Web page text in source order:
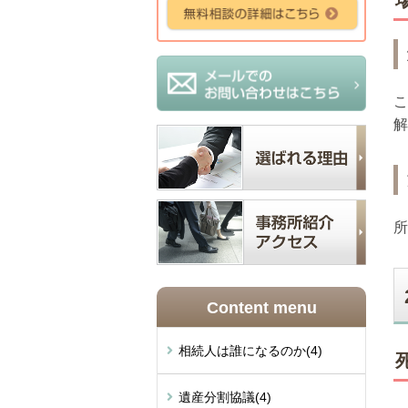
Content menu
相続人は誰になるのか(4)
遺産分割協議(4)